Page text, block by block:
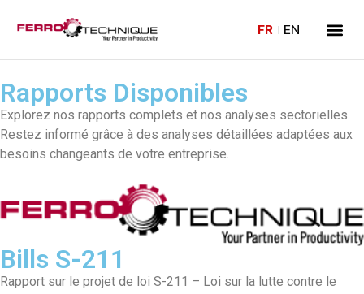
FR EN
Rapports Disponibles
Explorez nos rapports complets et nos analyses sectorielles.
Restez informé grâce à des analyses détaillées adaptées aux
besoins changeants de votre entreprise.
Bills S-211
Rapport sur le projet de loi S-211 – Loi sur la lutte contre le